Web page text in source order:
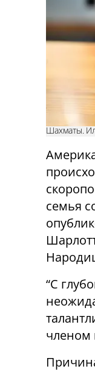
Шахматы.
семья
“С
членом